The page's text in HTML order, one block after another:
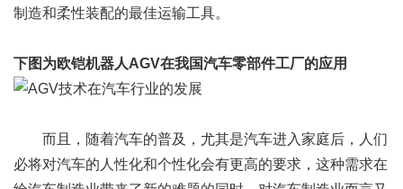
制造和柔性装配的最佳运输工具。
下图为欧铠机器人AGV在我国汽车零部件工厂的应用
而且，随着汽车的普及，尤其是汽车进入家庭后，人们
必将对汽车的人性化和个性化会有更高的要求，这种需求在